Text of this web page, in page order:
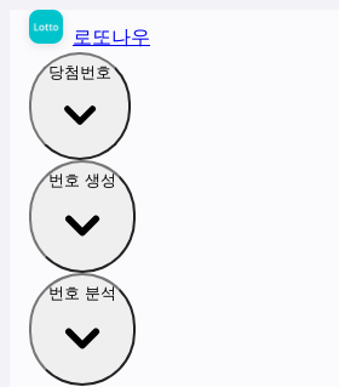
로또나우
당첨번호
번호 생성
번호 분석